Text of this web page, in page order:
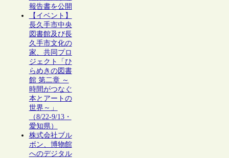
報告書を公開
【イベント】
長久手市中央
図書館及び長
久手市文化の
家、共同プロ
ジェクト「ひ
らめきの図書
館 第二章 ～
時間がつなぐ
本とアートの
世界～」
（8/22-9/13・
愛知県）
株式会社ブル
ボン、博物館
へのデジタル